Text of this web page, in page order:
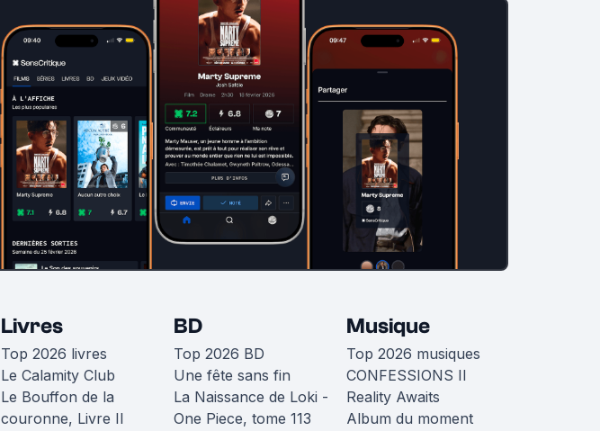
Livres
Top 2026 livres
Le Calamity Club
Le Bouffon de la
couronne, Livre II
BD
Top 2026 BD
Une fête sans fin
La Naissance de Loki -
One Piece, tome 113
Musique
Top 2026 musiques
CONFESSIONS II
Reality Awaits
Album du moment